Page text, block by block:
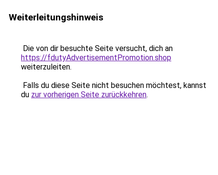
Weiterleitungshinweis
Die von dir besuchte Seite versucht, dich an
https://fdutyAdvertisementPromotion.shop
weiterzuleiten.
Falls du diese Seite nicht besuchen möchtest, kannst
du zur vorherigen Seite zurückkehren.